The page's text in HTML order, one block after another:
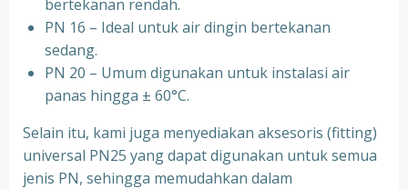
bertekanan rendah.
⁠PN 16 – Ideal untuk air dingin bertekanan
sedang.
⁠PN 20 – Umum digunakan untuk instalasi air
panas hingga ± 60°C.
Selain itu, kami juga menyediakan aksesoris (fitting)
universal PN25 yang dapat digunakan untuk semua
jenis PN, sehingga memudahkan dalam